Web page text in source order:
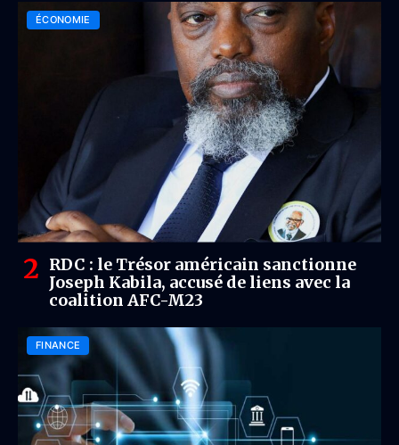
ÉCONOMIE
RDC : le Trésor américain sanctionne
Joseph Kabila, accusé de liens avec la
coalition AFC-M23
FINANCE